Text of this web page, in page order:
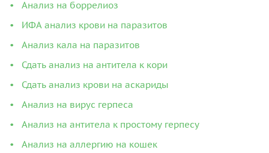
Анализ на боррелиоз
ИФА анализ крови на паразитов
Анализ кала на паразитов
Сдать анализ на антитела к кори
Сдать анализ крови на аскариды
Анализ на вирус герпеса
Анализ на антитела к простому герпесу
Анализ на аллергию на кошек